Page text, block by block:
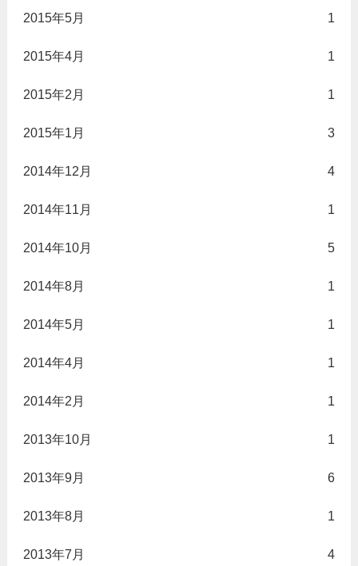
2015年5月 1
2015年4月 1
2015年2月 1
2015年1月 3
2014年12月 4
2014年11月 1
2014年10月 5
2014年8月 1
2014年5月 1
2014年4月 1
2014年2月 1
2013年10月 1
2013年9月 6
2013年8月 1
2013年7月 4